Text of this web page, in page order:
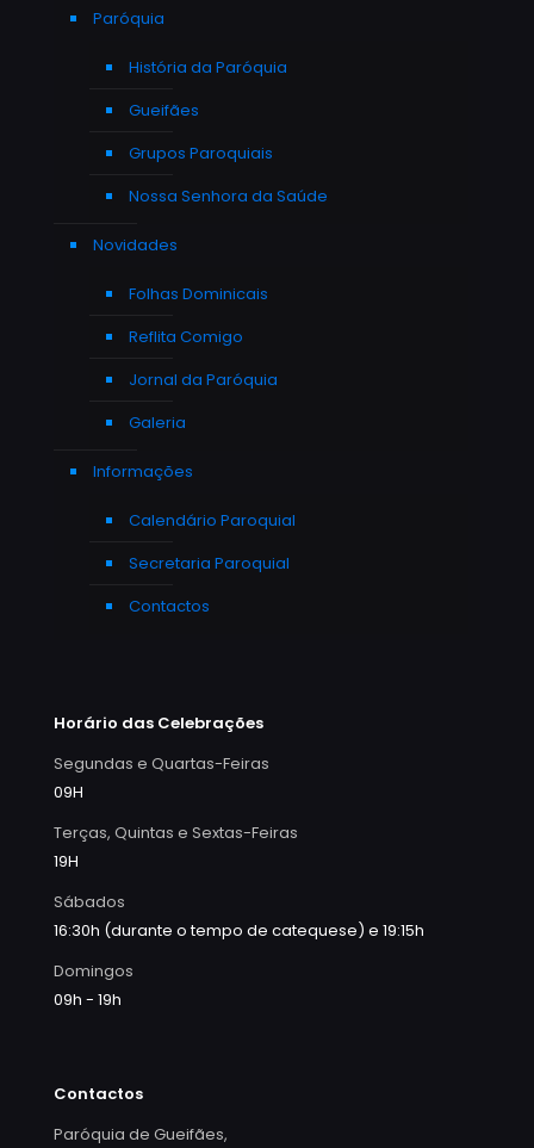
Paróquia
História da Paróquia
Gueifães
Grupos Paroquiais
Nossa Senhora da Saúde
Novidades
Folhas Dominicais
Reflita Comigo
Jornal da Paróquia
Galeria
Informações
Calendário Paroquial
Secretaria Paroquial
Contactos
Horário das Celebrações
Segundas e Quartas-Feiras
09H
Terças, Quintas e Sextas-Feiras
19H
Sábados
16:30h (durante o tempo de catequese) e 19:15h
Domingos
09h - 19h
Contactos
Paróquia de Gueifães,